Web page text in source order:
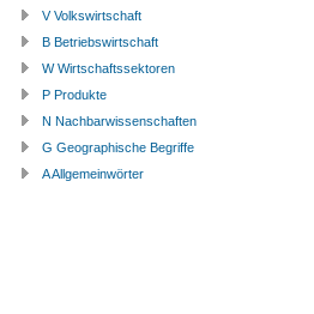
V Volkswirtschaft
B Betriebswirtschaft
W Wirtschaftssektoren
P Produkte
N Nachbarwissenschaften
G Geographische Begriffe
A Allgemeinwörter